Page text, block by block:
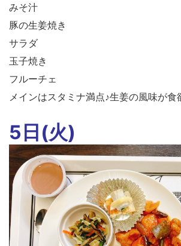
みそ汁
豚の生姜焼き
サラダ
玉子焼き
フルーチェ
メインはスタミナ満点♪生姜の風味が食
5日(火)